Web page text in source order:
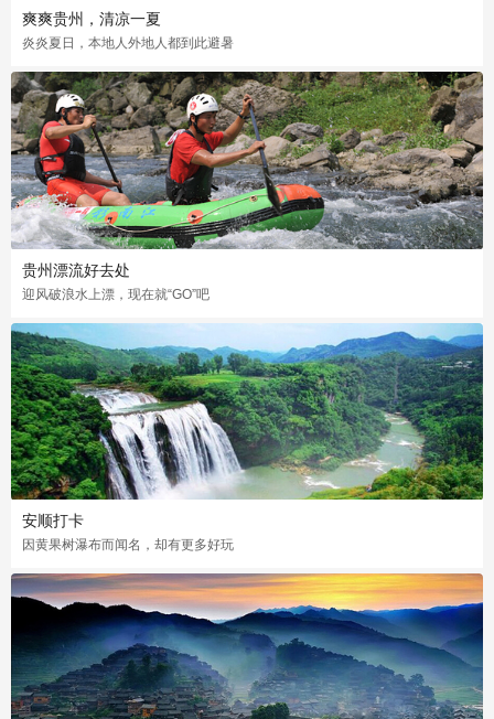
爽爽贵州，清凉一夏
炎炎夏日，本地人外地人都到此避暑
贵州漂流好去处
迎风破浪水上漂，现在就“GO”吧
安顺打卡
因黄果树瀑布而闻名，却有更多好玩